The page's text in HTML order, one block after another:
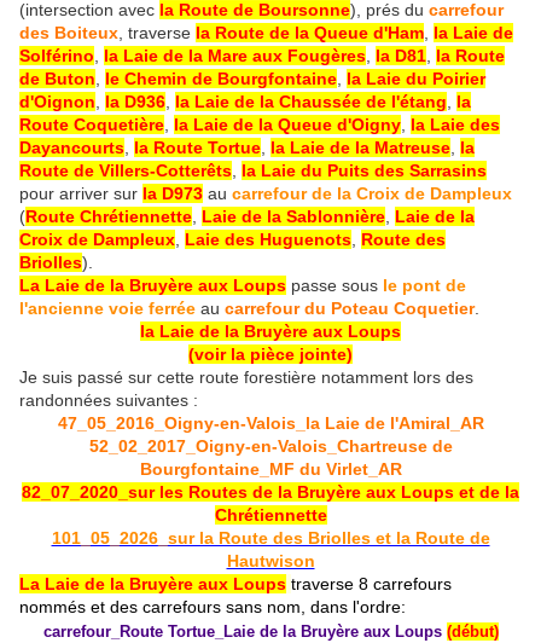
(intersection avec la Route de Boursonne), prés du carrefour
des Boiteux , traverse la Route de la Queue d'Ham la Laie de
Solférino
la Laie de la Mare aux Fougères la D81 la Route
de Buton
le Chemin de Bourgfontaine la Laie du Poirier
d'Oignon
la D936 la Laie de la Chaussée de l'étang
la
Route Coquetière la Laie de la Queue d'Oigny la Laie des
Dayancourts la Route Tortue la Laie de la Matreuse la
Route de Villers-Cotterêts la Laie du Puits des Sarrasins
pour arriver sur la D973 au carrefour de la Croix de Dampleux
(Route Chrétiennette Laie de la Sablonnière Laie de la
Croix de Dampleux Laie des Huguenots Route des
Briolles).
La Laie de la Bruyère aux Loups passe sous le pont de
l'ancienne voie ferrée au carrefour du Poteau Coquetier.
la Laie de la Bruyère aux Loups
(voir la pièce jointe)
Je suis passé sur cette route forestière notamment lors des
randonnées suivantes :
47_05_2016_Oigny-en-Valois_la Laie de l'Amiral_AR
52_02_2017_Oigny-en-Valois_Chartreuse de
Bourgfontaine_MF du Virlet_AR
82_07_2020_sur les Routes de la Bruyère aux Loups et de la
Chrétiennette
101_05_2026_sur la Route des Briolles et la Route de
Hautwison
La Laie de la Bruyère aux Loups traverse 8 carrefours
nommés et des carrefours sans nom, dans l'ordre:
carrefour_Route Tortue_Laie de la Bruyère aux Loups (début)